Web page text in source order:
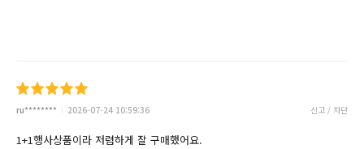
ru******** 2026-07-24 10:59:36 신고 / 차단
1+1행사상품이라 저렴하게 잘 구매했어요.